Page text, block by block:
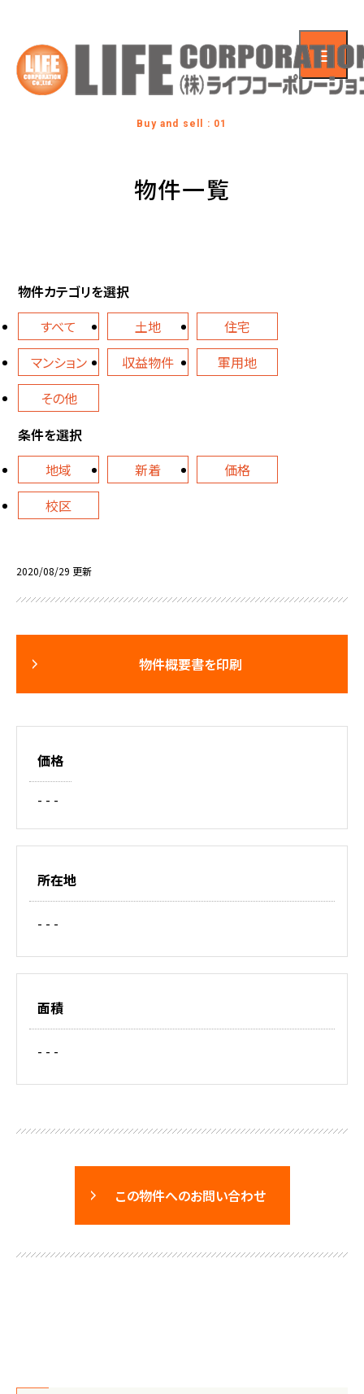
Buy and sell : 01
物件一覧
物件カテゴリを選択
すべて
土地
住宅
マンション
収益物件
軍用地
その他
条件を選択
地域
新着
価格
校区
2020/08/29 更新
物件概要書を印刷
価格
- - -
所在地
- - -
面積
- - -
この物件へのお問い合わせ